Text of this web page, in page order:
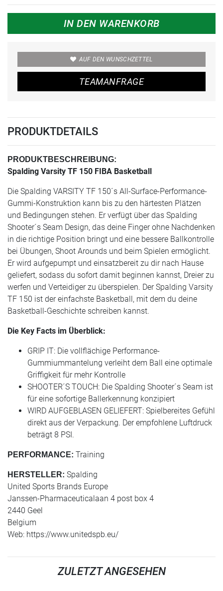
IN DEN WARENKORB
AUF DEN WUNSCHZETTEL
TEAMANFRAGE
PRODUKTDETAILS
PRODUKTBESCHREIBUNG:
Spalding Varsity TF 150 FIBA Basketball
Die Spalding VARSITY TF 150´s All-Surface-Performance-
Gummi-Konstruktion kann bis zu den härtesten Plätzen
und Bedingungen stehen. Er verfügt über das Spalding
Shooter´s Seam Design, das deine Finger ohne Nachdenken
in die richtige Position bringt und eine bessere Ballkontrolle
bei Übungen, Shoot Arounds und beim Spielen ermöglicht.
Er wird aufgepumpt und einsatzbereit zu dir nach Hause
geliefert, sodass du sofort damit beginnen kannst, Dreier zu
werfen und Verteidiger zu überspielen. Der Spalding Varsity
TF 150 ist der einfachste Basketball, mit dem du deine
Basketball-Geschichte schreiben kannst.
Die Key Facts im Überblick:
GRIP IT: Die vollflächige Performance-
Gummiummantelung verleiht dem Ball eine optimale
Griffigkeit für mehr Kontrolle
SHOOTER´S TOUCH: Die Spalding Shooter´s Seam ist
für eine sofortige Ballerkennung konzipiert
WIRD AUFGEBLASEN GELIEFERT: Spielbereites Gefühl
direkt aus der Verpackung. Der empfohlene Luftdruck
beträgt 8 PSI.
PERFORMANCE: Training
HERSTELLER: Spalding
United Sports Brands Europe
Janssen-Pharmaceuticalaan 4 post box 4
2440 Geel
Belgium
Web: https://www.unitedspb.eu/
ZULETZT ANGESEHEN